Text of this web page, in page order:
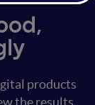
products
the results,